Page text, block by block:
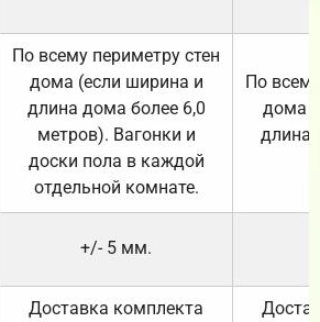
По всему периметру стен
дома (если ширина и
длина дома более 6,0
метров). Вагонки и
доски пола в каждой
отдельной комнате.
По
дома
длина
+/- 5 мм.
Доставка комплекта